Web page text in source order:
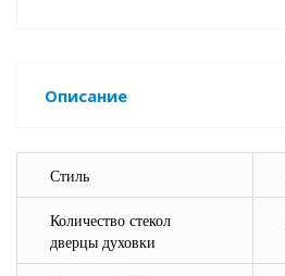
Описание
Стиль
Количество стекол
дверцы духовки